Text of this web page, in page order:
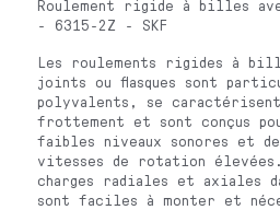
Roulement rigide à billes
- 6315-2Z - SKF
Les roulements rigides à
joints ou flasques sont
polyvalents, se
frottement et sont conçus
faibles niveaux sonores et
vitesses de rotation
charges radiales et axiales
sont faciles à monter et